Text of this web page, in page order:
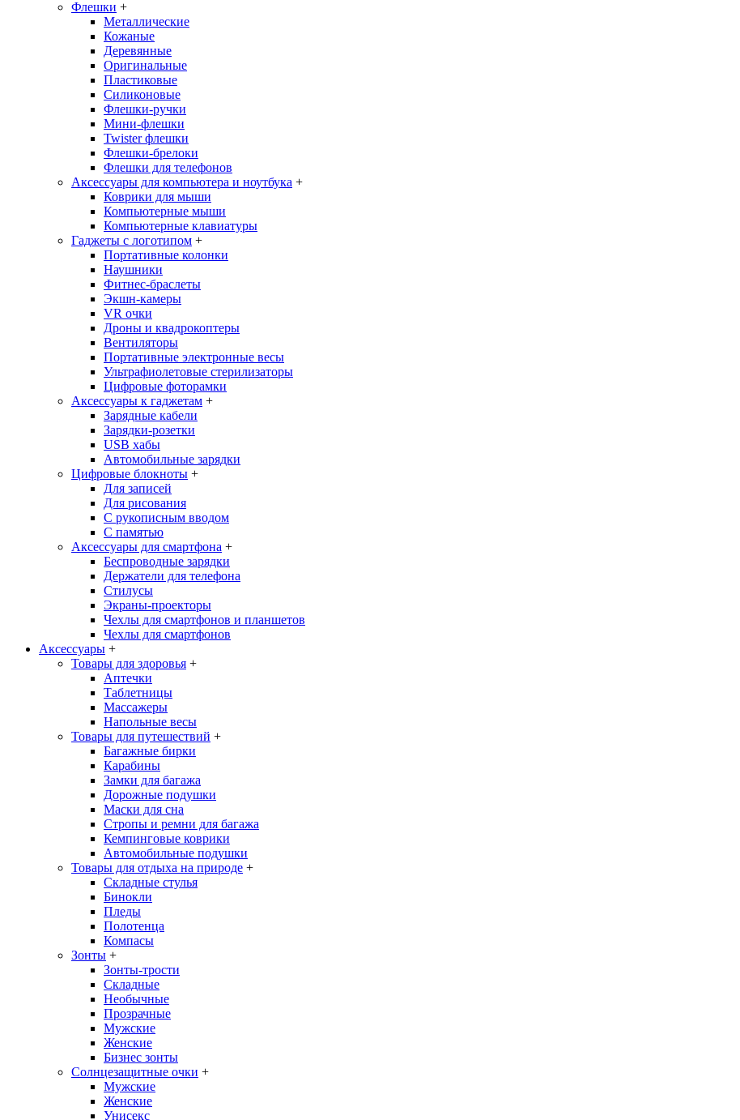
Флешки +
Металлические
Кожаные
Деревянные
Оригинальные
Пластиковые
Силиконовые
Флешки-ручки
Мини-флешки
Twister флешки
Флешки-брелоки
Флешки для телефонов
Аксессуары для компьютера и ноутбука +
Коврики для мыши
Компьютерные мыши
Компьютерные клавиатуры
Гаджеты с логотипом +
Портативные колонки
Наушники
Фитнес-браслеты
Экшн-камеры
VR очки
Дроны и квадрокоптеры
Вентиляторы
Портативные электронные весы
Ультрафиолетовые стерилизаторы
Цифровые фоторамки
Аксессуары к гаджетам +
Зарядные кабели
Зарядки-розетки
USB хабы
Автомобильные зарядки
Цифровые блокноты +
Для записей
Для рисования
С рукописным вводом
С памятью
Аксессуары для смартфона +
Беспроводные зарядки
Держатели для телефона
Стилусы
Экраны-проекторы
Чехлы для смартфонов и планшетов
Чехлы для смартфонов
Аксессуары +
Товары для здоровья +
Аптечки
Таблетницы
Массажеры
Напольные весы
Товары для путешествий +
Багажные бирки
Карабины
Замки для багажа
Дорожные подушки
Маски для сна
Стропы и ремни для багажа
Кемпинговые коврики
Автомобильные подушки
Товары для отдыха на природе +
Складные стулья
Бинокли
Пледы
Полотенца
Компасы
Зонты +
Зонты-трости
Складные
Необычные
Прозрачные
Мужские
Женские
Бизнес зонты
Солнцезащитные очки +
Мужские
Женские
Унисекс